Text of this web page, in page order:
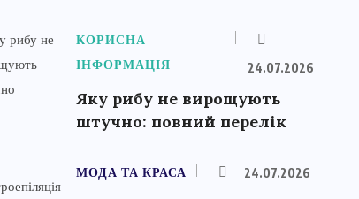
КОРИСНА
ІНФОРМАЦІЯ
24.07.2026
Яку рибу не вирощують
штучно: повний перелік
МОДА ТА КРАСА 24.07.2026